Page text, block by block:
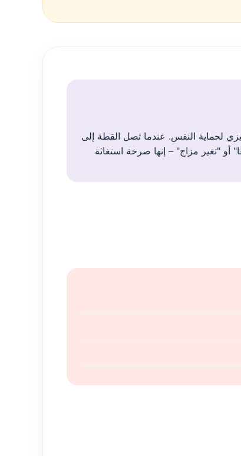
لحماية النفس. عندما تصل القطة إلى
أو "تغير مزاج" – إنها صرخة استغاثة